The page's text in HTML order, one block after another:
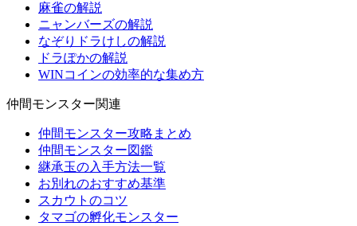
麻雀の解説
ニャンバーズの解説
なぞりドラけしの解説
ドラぽかの解説
WINコインの効率的な集め方
仲間モンスター関連
仲間モンスター攻略まとめ
仲間モンスター図鑑
継承玉の入手方法一覧
お別れのおすすめ基準
スカウトのコツ
タマゴの孵化モンスター